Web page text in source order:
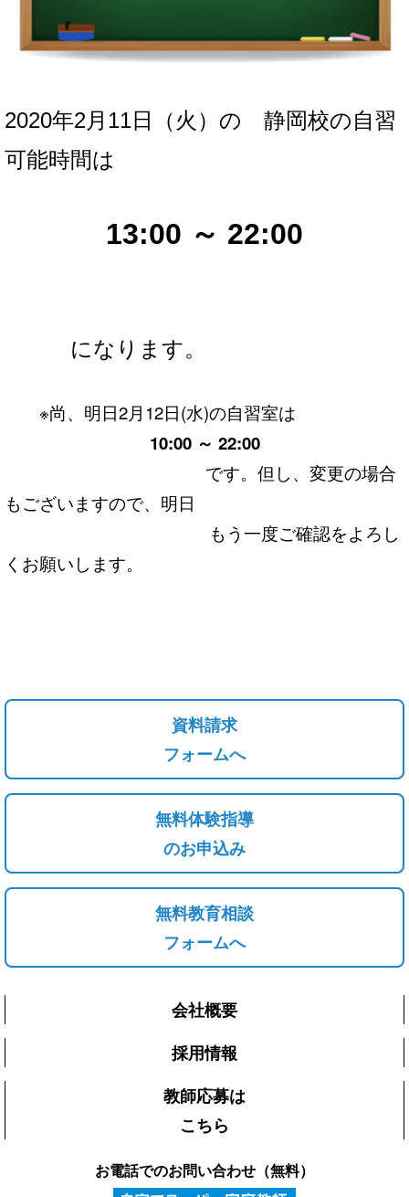
2020年2月11日（火）の 静岡校の自習
可能時間は
13:00 ～ 22:00
になります。
※尚、明日2月12日(水)の自習室は
10:00 ～ 22:00
です。但し、変更の場合
もございますので、明日
もう一度ご確認をよろし
くお願いします。
資料請求
フォームへ
無料体験指導
のお申込み
無料教育相談
フォームへ
会社概要
採用情報
教師応募は
こちら
お電話でのお問い合わせ（無料）